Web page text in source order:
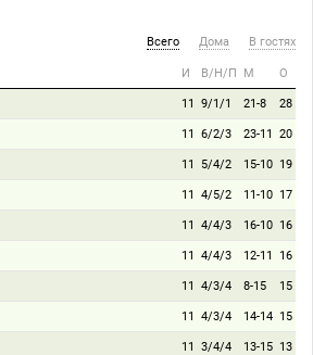
Всего Дома В гостях
И В/Н/П М О
11 9/1/1 21-8 28
11 6/2/3 23-11 20
11 5/4/2 15-10 19
11 4/5/2 11-10 17
11 4/4/3 16-10 16
11 4/4/3 12-11 16
11 4/3/4 8-15 15
11 4/3/4 14-14 15
11 3/4/4 13-15 13